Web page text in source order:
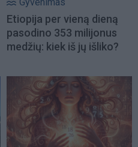
Etiopija per vieną dieną
pasodino 353 milijonus
medžių: kiek iš jų išliko?